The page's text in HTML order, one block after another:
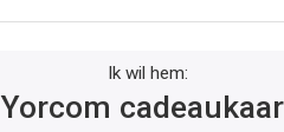
Ik wil hem:
Yorcom